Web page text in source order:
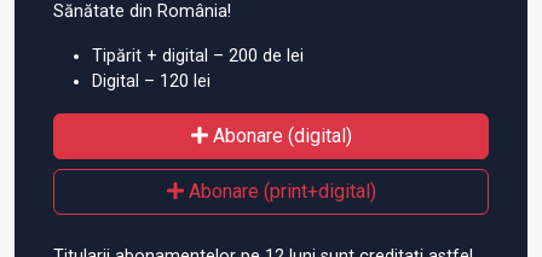
Sănătate din România!
Tipărit + digital – 200 de lei
Digital – 120 lei
Abonare (digital)
Abonare (print+digital)